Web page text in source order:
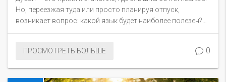
Но, переезжая туда или просто планируя отпуск,
возникает вопрос: какой язык будет наиболее полезен?
Узнайте, как язык помогает в общении с местными
влияет на ваш опыт проживания в этом уникальном
ПРОСМОТРЕТЬ БОЛЬШЕ 0